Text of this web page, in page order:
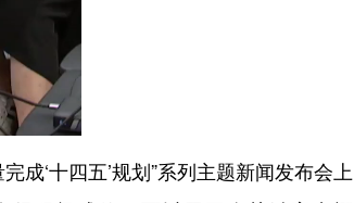
‘十四五’规划”系列主题新闻发布会上